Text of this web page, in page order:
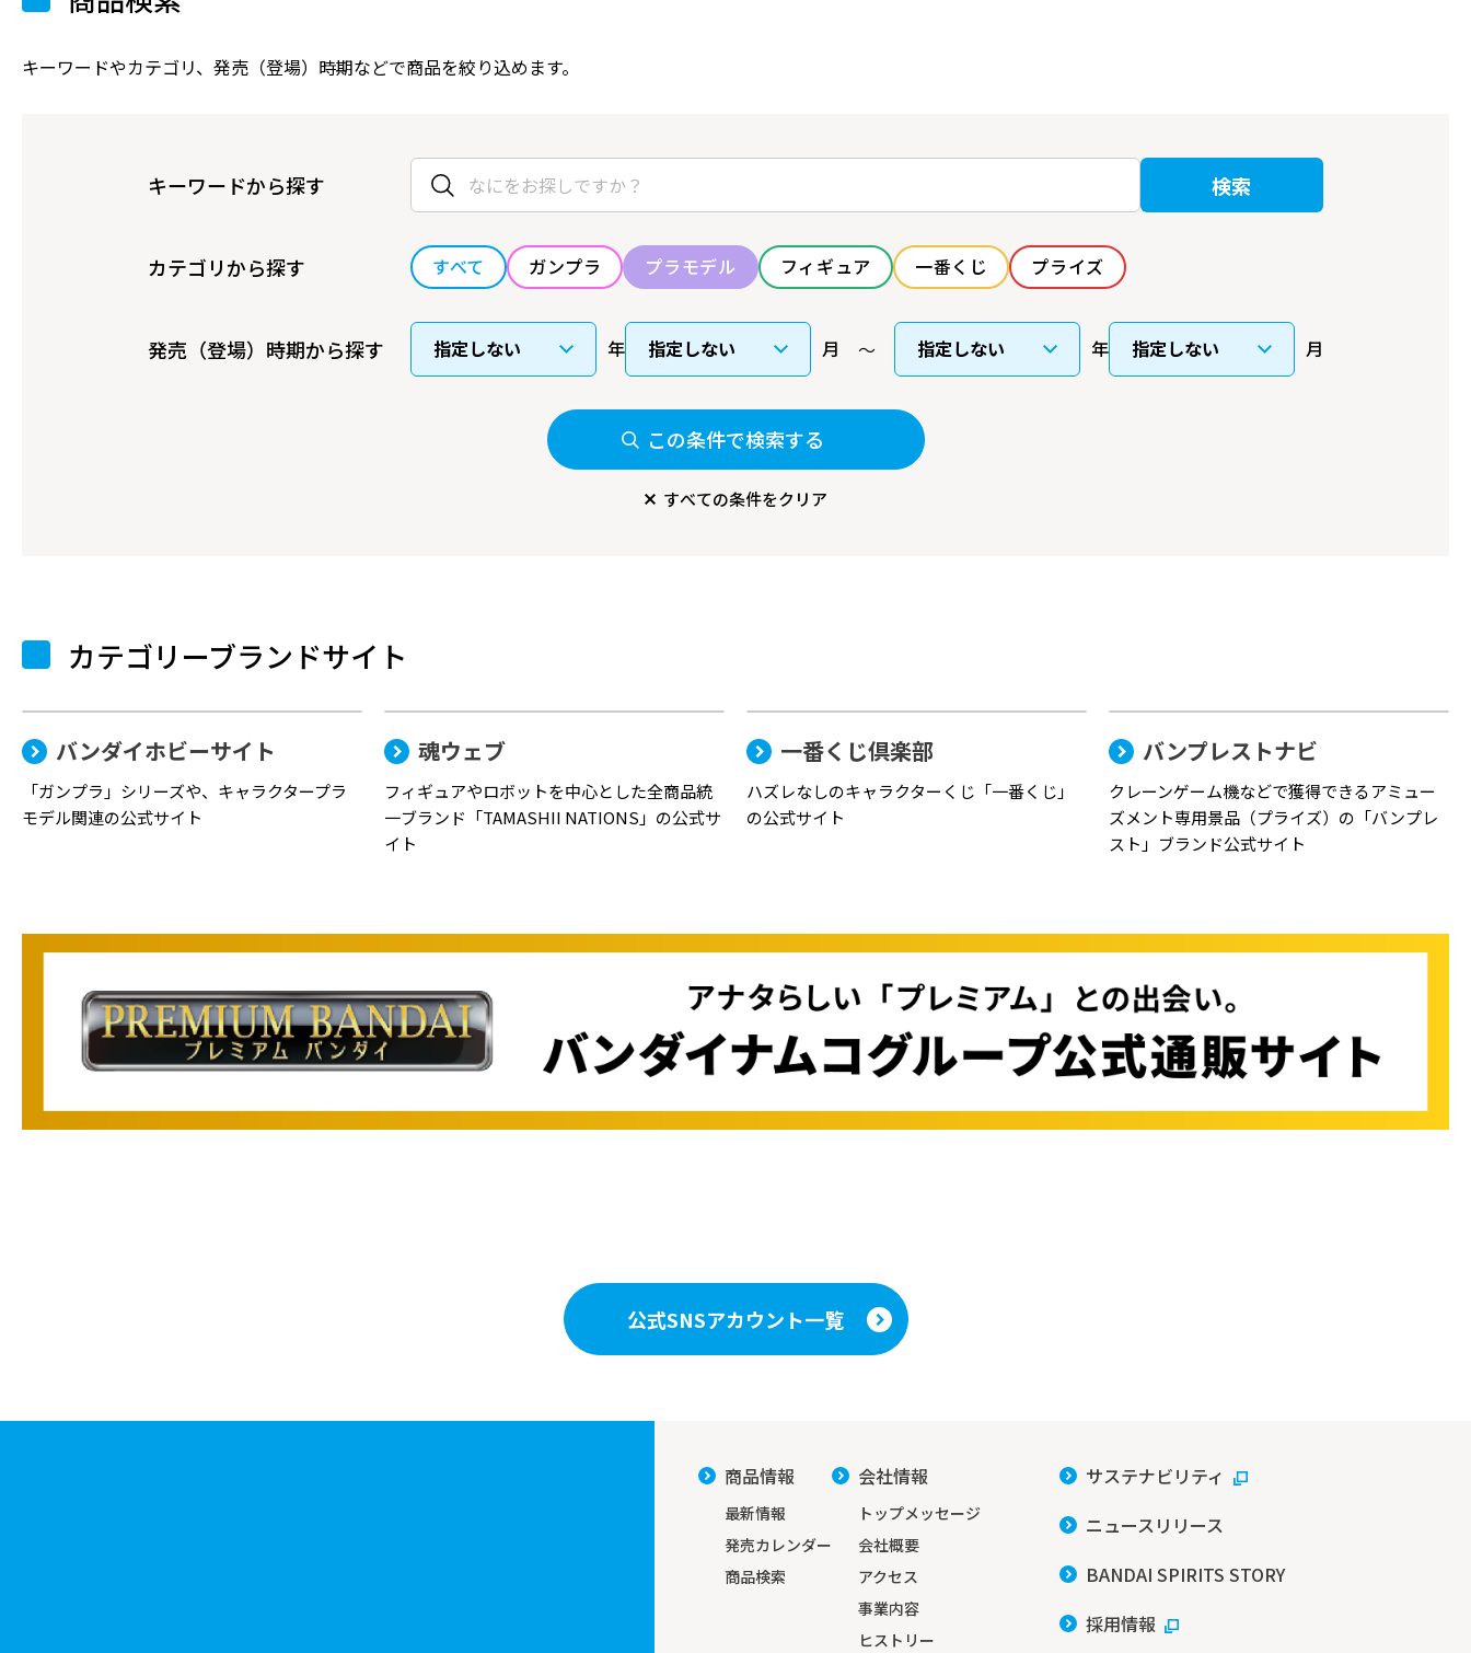
キーワードやカテゴリ、発売（登場）時期などで商品を絞り込めます。
キーワードから探す 検索
カテゴリから探す すべて ガンプラ プラモデル フィギュア 一番くじ プライズ
発売（登場）時期から探す 年 月 年 月
この条件で検索する
すべての条件をクリア
カテゴリーブランドサイト
バンダイホビーサイト
「ガンプラ」シリーズや、キャラクタープラ
モデル関連の公式サイト
魂ウェブ
フィギュアやロボットを中心とした全商品統
一ブランド「TAMASHII NATIONS」の公式サ
イト
一番くじ倶楽部
ハズレなしのキャラクターくじ「一番くじ」
の公式サイト
バンプレストナビ
クレーンゲーム機などで獲得できるアミュー
ズメント専用景品（プライズ）の「バンプレ
スト」ブランド公式サイト
公式SNSアカウント一覧
商品情報
最新情報
発売カレンダー
商品検索
会社情報
トップメッセージ
会社概要
アクセス
事業内容
ヒストリー
サステナビリティ
ニュースリリース
BANDAI SPIRITS STORY
採用情報